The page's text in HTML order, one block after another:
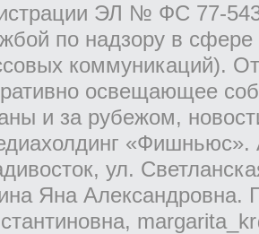
ЭЛ № ФС 77-
по надзору в
коммуникаций).
освещающее
и за рубежом,
«Фишньюс».
ул.
Яна Александровна.